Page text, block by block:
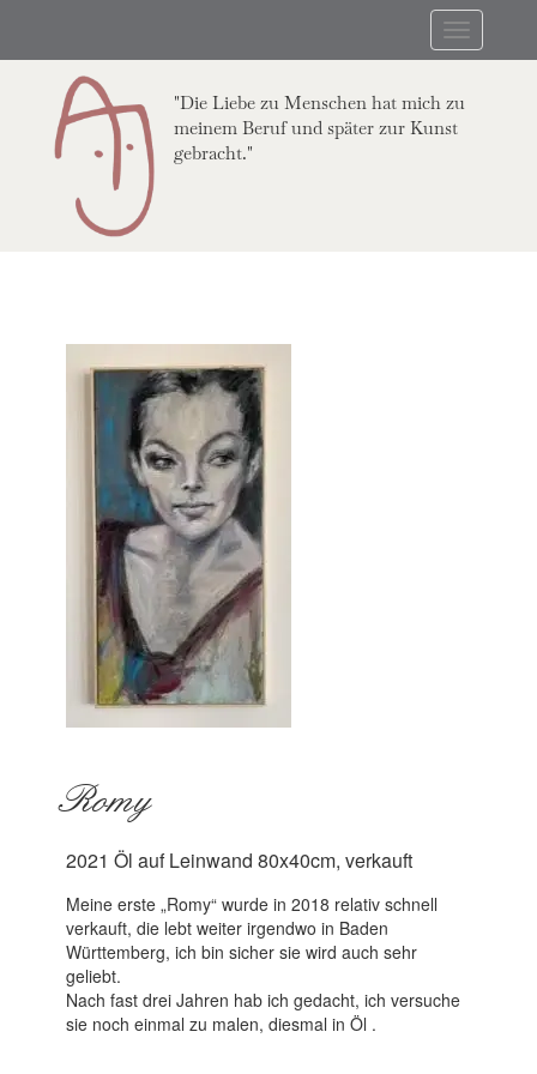
main
Toggle
navigation
"Die Liebe zu Menschen hat mich zu
meinem Beruf und später zur Kunst
gebracht."
Romy
2021 Öl auf Leinwand 80x40cm, verkauft
Meine erste „Romy“ wurde in 2018 relativ schnell
verkauft, die lebt weiter irgendwo in Baden
Württemberg, ich bin sicher sie wird auch sehr
geliebt.
Nach fast drei Jahren hab ich gedacht, ich versuche
sie noch einmal zu malen, diesmal in Öl .